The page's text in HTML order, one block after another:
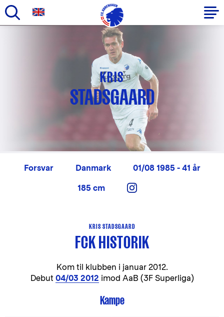
KRIS
STADSGAARD
Forsvar Danmark 01/08 1985 - 41 år
185 cm
KRIS STADSGAARD
FCK HISTORIK
Kom til klubben i januar 2012.
Debut 04/03 2012 imod AaB (3F Superliga)
Kampe